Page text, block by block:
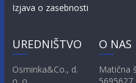
Izjava o zasebnosti
UREDNIŠTVO
Osminka&Co., d.
O NAS
Matična